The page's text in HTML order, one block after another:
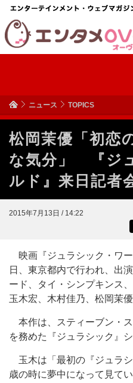
ニュース TOPICS
松岡茉優「初恋
な気分」 『ジ
ルド』来日記者
2015年7月13日 / 14:22
映画『ジュラシック・ワ
日、東京都内で行われ、出
ード、タイ・シンプキンス
玉木宏、木村佳乃、松岡茉
本作は、スティーブン・
を務めた『ジュラシック』
玉木は「最初の『ジュラ
歳の時に夢中になって見て